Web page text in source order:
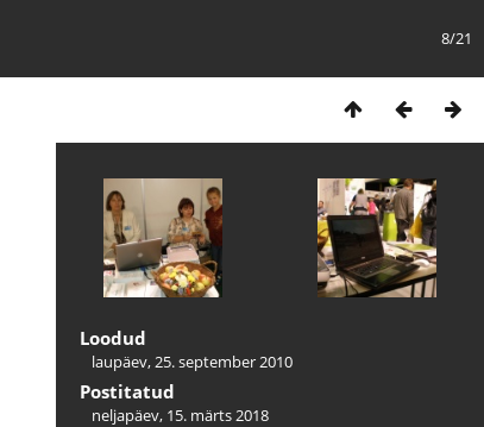
8/21
Loodud
laupäev, 25. september 2010
Postitatud
neljapäev, 15. märts 2018